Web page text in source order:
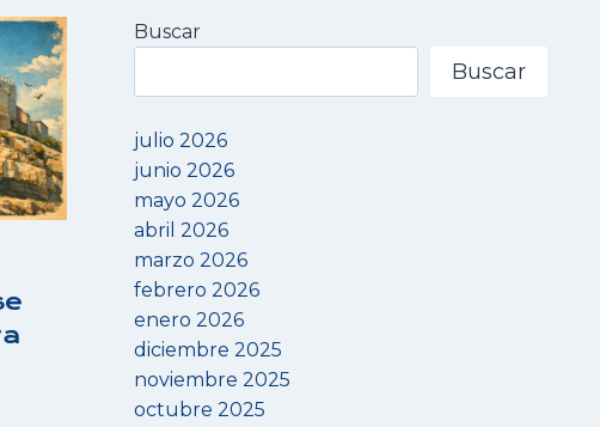
Buscar
Buscar
julio 2026
junio 2026
mayo 2026
abril 2026
marzo 2026
febrero 2026
enero 2026
diciembre 2025
noviembre 2025
octubre 2025